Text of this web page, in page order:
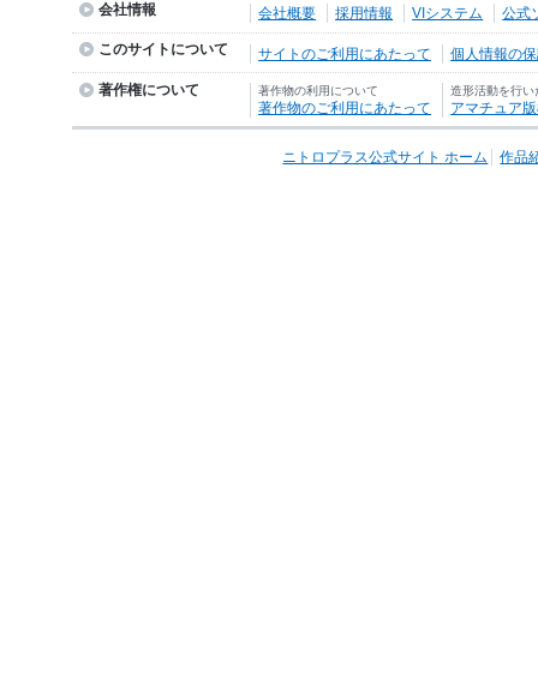
会社情報 会社概要 採用情報 VIシステム 公式
このサイトについて サイトのご利用にあたって 個人情報の
著作権について 著作物の利用について
著作物のご利用にあたって
造形活動を行い
アマチュア
ニトロプラス公式サイト ホーム 作品